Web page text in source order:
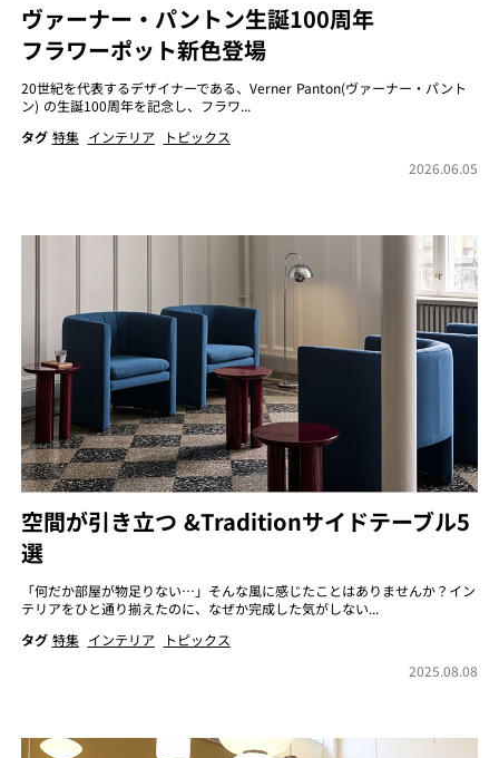
ヴァーナー・パントン生誕100周年
フラワーポット新色登場
20世紀を代表するデザイナーである、Verner Panton(ヴァーナー・パント
ン) の生誕100周年を記念し、フラワ...
タグ 特集 インテリア
トピックス
2026.06.05
空間が引き立つ &Traditionサイドテーブル5
選
「何だか部屋が物足りない…」そんな風に感じたことはありませんか？イン
テリアをひと通り揃えたのに、なぜか完成した気がしない...
タグ 特集 インテリア
トピックス
2025.08.08